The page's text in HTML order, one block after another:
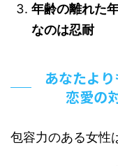
年齢の離れた
なのは忍耐
あなたより
恋愛の
包容力のある女性